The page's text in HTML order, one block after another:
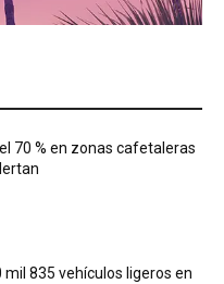
70 % en zonas cafetaleras
mil 835 vehículos ligeros en